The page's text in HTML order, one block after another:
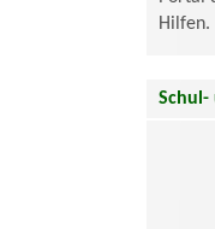
Hilfen.
Schul-